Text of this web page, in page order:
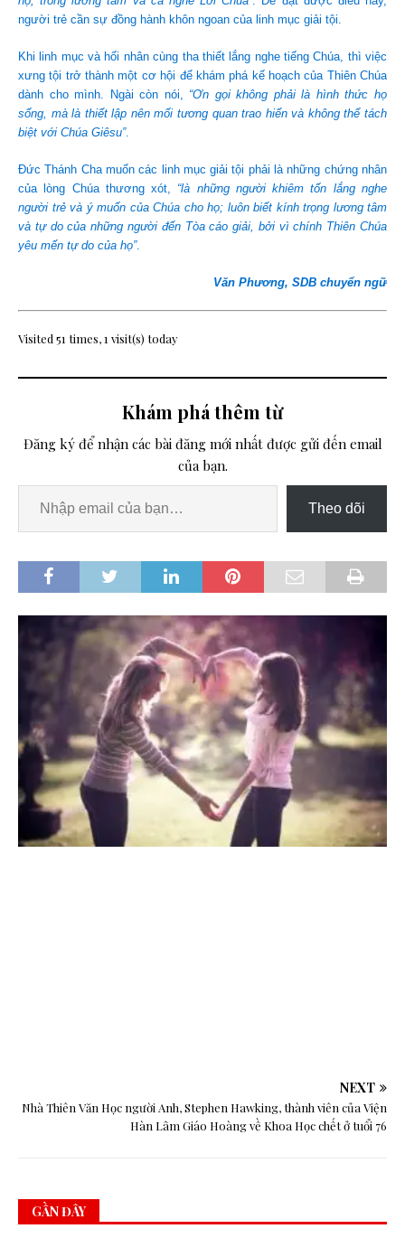
người trẻ cần sự đồng hành khôn ngoan của linh mục giải tội.
Khi linh mục và hối nhân cùng tha thiết lắng nghe tiếng Chúa, thì việc
xưng tội trở thành một cơ hội để khám phá kế hoạch của Thiên Chúa
dành cho mình. Ngài còn nói, “Ơn gọi không phải là hình thức họ
sống, mà là thiết lập nên mối tương quan trao hiến và không thể tách
biệt với Chúa Giêsu”.
Đức Thánh Cha muốn các linh mục giải tội phải là những chứng nhân
của lòng Chúa thương xót, “là những người khiêm tốn lắng nghe
người trẻ và ý muốn của Chúa cho họ; luôn biết kính trọng lương tâm
và tự do của những người đến Tòa cáo giải, bởi vì chính Thiên Chúa
yêu mến tự do của họ”.
Văn Phương, SDB chuyển ngữ
Visited 51 times, 1 visit(s) today
Khám phá thêm từ
Đăng ký để nhận các bài đăng mới nhất được gửi đến email
của bạn.
Theo dõi
NEXT
Nhà Thiên Văn Học người Anh, Stephen Hawking, thành viên của Viện
Hàn Lâm Giáo Hoàng về Khoa Học chết ở tuổi 76
GẦN ĐÂY